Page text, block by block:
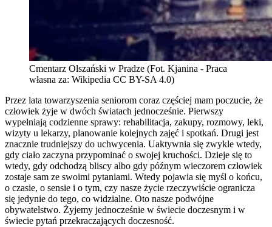
Cmentarz Olszański w Pradze (Fot. Kjanina - Praca
własna za: Wikipedia CC BY-SA 4.0)
Przez lata towarzyszenia seniorom coraz częściej mam poczucie, że
człowiek żyje w dwóch światach jednocześnie. Pierwszy
wypełniają codzienne sprawy: rehabilitacja, zakupy, rozmowy, leki,
wizyty u lekarzy, planowanie kolejnych zajęć i spotkań. Drugi jest
znacznie trudniejszy do uchwycenia. Uaktywnia się zwykle wtedy,
gdy ciało zaczyna przypominać o swojej kruchości. Dzieje się to
wtedy, gdy odchodzą bliscy albo gdy późnym wieczorem człowiek
zostaje sam ze swoimi pytaniami. Wtedy pojawia się myśl o końcu,
o czasie, o sensie i o tym, czy nasze życie rzeczywiście ogranicza
się jedynie do tego, co widzialne. Oto nasze podwójne
obywatelstwo. Żyjemy jednocześnie w świecie doczesnym i w
świecie pytań przekraczających doczesność.